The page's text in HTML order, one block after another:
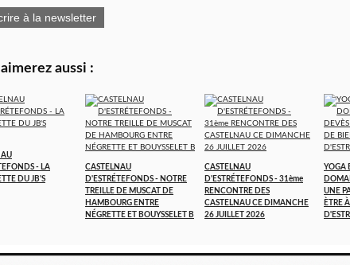
à la newsletter
aussi :
- LA
DU JB'S
CASTELNAU
D'ESTRÉTEFONDS - NOTRE
TREILLE DE MUSCAT DE
HAMBOURG ENTRE
NÉGRETTE ET BOUYSSELET B
CASTELNAU
D'ESTRÉTEFONDS - 31ème
RENCONTRE DES
CASTELNAU CE DIMANCHE
26 JUILLET 2026
YOGA
UNE
ÈTRE